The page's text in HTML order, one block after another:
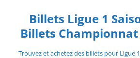
contentBillets Ligue 1
Billets Championnat
Trouvez et achetez des billets pour Ligue